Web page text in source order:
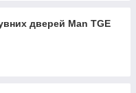
дверей Man TGE